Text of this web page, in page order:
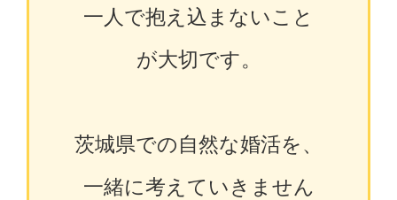
一人で抱え込まないこと
が大切です。
茨城県での自然な婚活を、
一緒に考えていきません